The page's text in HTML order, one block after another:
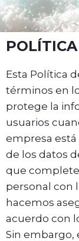
Esta Política
términos en
protege la
usuarios
empresa
de los datos
que
personal con
hacemos
acuerdo con
Sin embargo,